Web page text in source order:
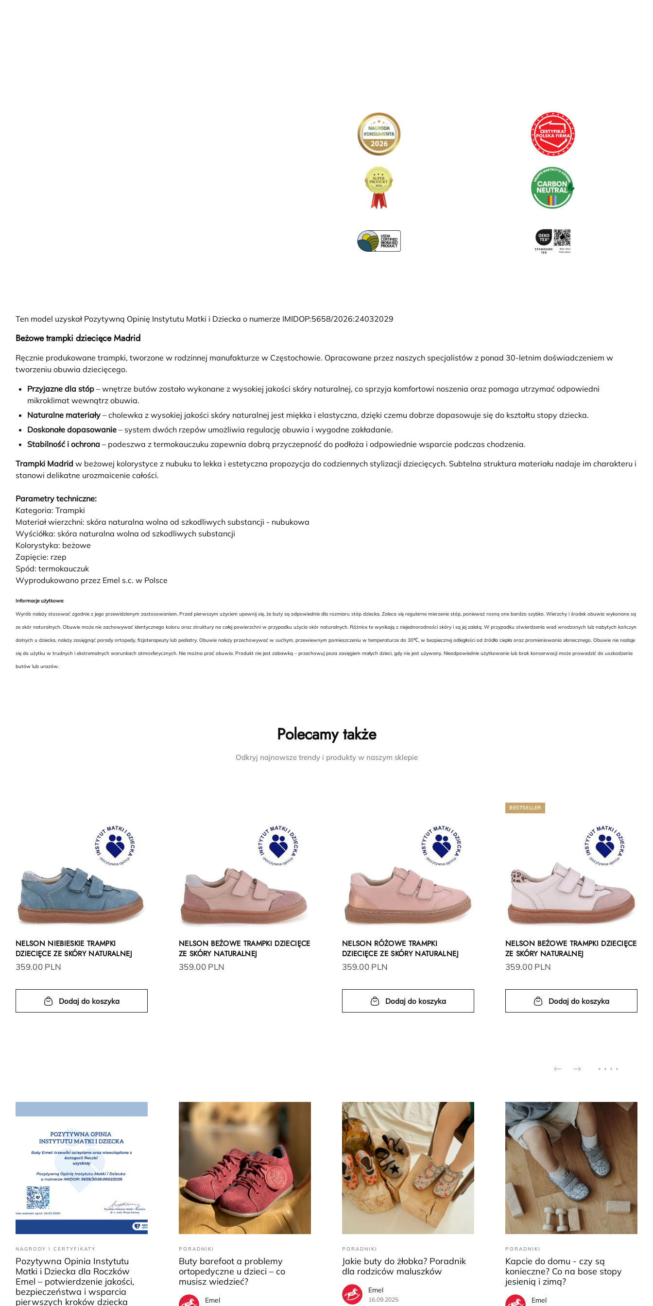
Ten model uzyskał Pozytywną Opinię Instytutu Matki i Dziecka o numerze IMIDOP:5658/2026:24032029
Beżowe trampki dziecięce Madrid
Ręcznie produkowane trampki, tworzone w rodzinnej manufakturze w Częstochowie. Opracowane przez naszych specjalistów z ponad 30-letnim doświadczeniem w
tworzeniu obuwia dziecięcego.
Przyjazne dla stóp – wnętrze butów zostało wykonane z wysokiej jakości skóry naturalnej, co sprzyja komfortowi noszenia oraz pomaga utrzymać odpowiedni
mikroklimat wewnątrz obuwia.
Naturalne materiały – cholewka z wysokiej jakości skóry naturalnej jest miękka i elastyczna, dzięki czemu dobrze dopasowuje się do kształtu stopy dziecka.
Doskonałe dopasowanie – system dwóch rzepów umożliwia regulację obuwia i wygodne zakładanie.
Stabilność i ochrona – podeszwa z termokauczuku zapewnia dobrą przyczepność do podłoża i odpowiednie wsparcie podczas chodzenia.
Trampki Madrid w beżowej kolorystyce z nubuku to lekka i estetyczna propozycja do codziennych stylizacji dziecięcych. Subtelna struktura materiału nadaje im charakteru i
stanowi delikatne urozmaicenie całości.
Parametry techniczne:
Kategoria: Trampki
Materiał wierzchni: skóra naturalna wolna od szkodliwych substancji - nubukowa
Wyściółka: skóra naturalna wolna od szkodliwych substancji
Kolorystyka: beżowe
Zapięcie: rzep
Spód: termokauczuk
Wyprodukowano przez Emel s.c. w Polsce
Informacje użytkowe:
Wyrób należy stosować zgodnie z jego przewidzianym zastosowaniem. Przed pierwszym użyciem upewnij się, że buty są odpowiednie dla rozmiaru stóp dziecka. Zaleca się regularne mierzenie stóp, ponieważ rosną one bardzo szybko. Wierzchy i środek obuwia wykonane są
ze skór naturalnych. Obuwie może nie zachowywać identycznego koloru oraz struktury na całej powierzchni w przypadku użycia skór naturalnych. Różnice te wynikają z niejednorodności skóry i są jej zaletą. W przypadku stwierdzenia wad wrodzonych lub nabytych kończyn
dolnych u dziecka, należy zasięgnąć porady ortopedy, fizjoterapeuty lub pediatry. Obuwie należy przechowywać w suchym, przewiewnym pomieszczeniu w temperaturze do 30℃, w bezpiecznej odległości od źródła ciepła oraz promieniowania słonecznego. Obuwie nie nadaje
się do użytku w trudnych i ekstremalnych warunkach atmosferycznych. Nie można prać obuwia. Produkt nie jest zabawką – przechowuj poza zasięgiem małych dzieci, gdy nie jest używany. Nieodpowiednie użytkowanie lub brak konserwacji może prowadzić do uszkodzenia
butów lub urazów.
Polecamy także
Odkryj najnowsze trendy i produkty w naszym sklepie
NELSON NIEBIESKIE TRAMPKI
DZIECIĘCE ZE SKÓRY NATURALNEJ
359.00 PLN
Dodaj do koszyka
NELSON BEŻOWE TRAMPKI DZIECIĘCE
ZE SKÓRY NATURALNEJ
359.00 PLN
NELSON RÓŻOWE TRAMPKI
DZIECIĘCE ZE SKÓRY NATURALNEJ
359.00 PLN
Dodaj do koszyka
BESTSELLER
NELSON BEŻOWE TRAMPKI DZIECIĘCE
ZE SKÓRY NATURALNEJ
359.00 PLN
Dodaj do koszyka
NAGRODY I CERTYFIKATY
Pozytywna Opinia Instytutu
Matki i Dziecka dla Roczków
Emel – potwierdzenie jakości,
bezpieczeństwa i wsparcia
pierwszych kroków dziecka
PORADNIKI
Buty barefoot a problemy
ortopedyczne u dzieci – co
musisz wiedzieć?
Emel
PORADNIKI
Jakie buty do żłobka? Poradnik
dla rodziców maluszków
Emel
16.09.2025
PORADNIKI
Kapcie do domu - czy są
konieczne? Co na bose stopy
jesienią i zimą?
Emel